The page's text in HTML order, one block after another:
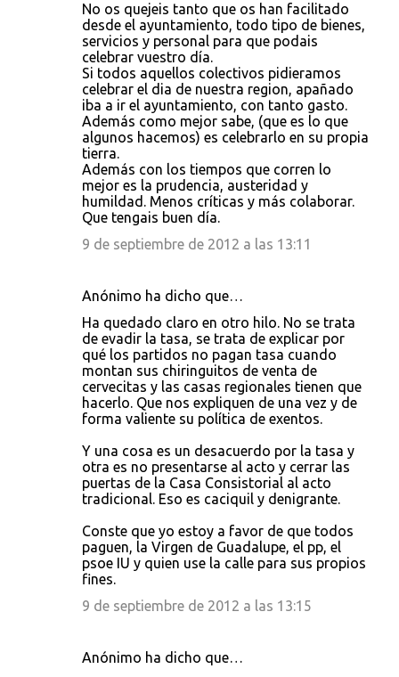
No os quejeis tanto que os han facilitado
desde el ayuntamiento, todo tipo de bienes,
servicios y personal para que podais
celebrar vuestro día.
Si todos aquellos colectivos pidieramos
celebrar el dia de nuestra region, apañado
iba a ir el ayuntamiento, con tanto gasto.
Además como mejor sabe, (que es lo que
algunos hacemos) es celebrarlo en su propia
tierra.
Además con los tiempos que corren lo
mejor es la prudencia, austeridad y
humildad. Menos críticas y más colaborar.
Que tengais buen día.
9 de septiembre de 2012 a las 13:11
Anónimo ha dicho que…
Ha quedado claro en otro hilo. No se trata
de evadir la tasa, se trata de explicar por
qué los partidos no pagan tasa cuando
montan sus chiringuitos de venta de
cervecitas y las casas regionales tienen que
hacerlo. Que nos expliquen de una vez y de
forma valiente su política de exentos.
Y una cosa es un desacuerdo por la tasa y
otra es no presentarse al acto y cerrar las
puertas de la Casa Consistorial al acto
tradicional. Eso es caciquil y denigrante.
Conste que yo estoy a favor de que todos
paguen, la Virgen de Guadalupe, el pp, el
psoe IU y quien use la calle para sus propios
fines.
9 de septiembre de 2012 a las 13:15
Anónimo ha dicho que…